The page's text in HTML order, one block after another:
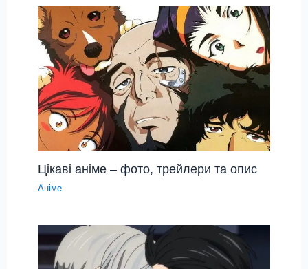
Цікаві аніме – фото, трейлери та опис
Аніме